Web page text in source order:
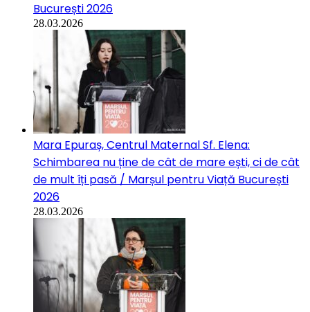
București 2026
28.03.2026
Mara Epuraș, Centrul Maternal Sf. Elena:
Schimbarea nu ține de cât de mare ești, ci de cât
de mult îți pasă / Marșul pentru Viață București
2026
28.03.2026